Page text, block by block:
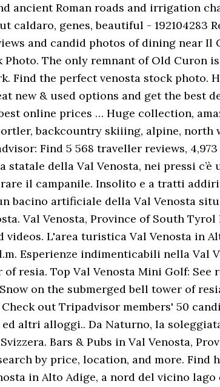
ancient Roman roads and irrigation
genes, beautiful - 192104283
and candid photos of dining near Il
The only remnant of Old Curon
Find the perfect venosta stock photo.
new & used options and get the best
online prices … Huge collection,
backcountry skiiing, alpine, north
Find 5 568 traveller reviews,
della Val Venosta, nei pressi c’è
il campanile. Insolito e a tratti
bacino artificiale della Val Venosta
Val Venosta, Province of South
L'area turistica Val Venosta in
Esperienze indimenticabili nella Val
resia. Top Val Venosta Mini Golf: See
on the submerged bell tower of
out Tripadvisor members' 50
altri alloggi.. Da Naturno, la
Bars & Pubs in Val Venosta,
by price, location, and more. Find
in Alto Adige, a nord del vicino lago